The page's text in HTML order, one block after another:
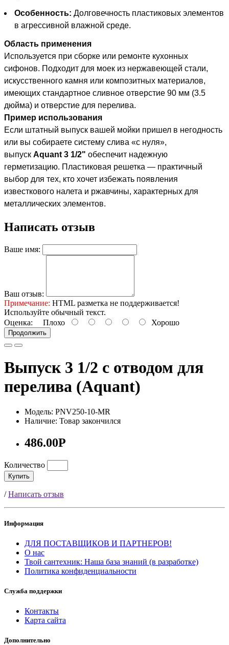
Особенность: Долговечность пластиковых элементов
в агрессивной влажной среде.
Область применения
Используется при сборке или ремонте кухонных
сифонов. Подходит для моек из нержавеющей стали,
искусственного камня или композитных материалов,
имеющих стандартное сливное отверстие 90 мм (3.5
дюйма) и отверстие для перелива.
Пример использования
Если штатный выпуск вашей мойки пришел в негодность
или вы собираете систему слива «с нуля»,
выпуск Aquant 3 1/2" обеспечит надежную
герметизацию. Пластиковая решетка — практичный
выбор для тех, кто хочет избежать появления
известкового налета и ржавчины, характерных для
металлических элементов.
Написать отзыв
Ваше имя:
Ваш отзыв:
Примечание: HTML разметка не поддерживается!
Используйте обычный текст.
Оценка: Плохо Хорошо
Продолжить
Выпуск 3 1/2 с отводом для
перелива (Aquant)
Модель: PNV250-10-MR
Наличие: Товар закончился
486.00Р
Количество
Купить
/Написать отзыв
Информация
ДЛЯ ПОСТАВЩИКОВ И ПАРТНЕРОВ!
О нас
Твой сантехник: Наша база знаний (в разработке)
Политика конфиденциальности
Служба поддержки
Контакты
Карта сайта
Дополнительно